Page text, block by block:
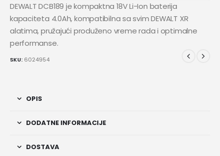
DEWALT DCB189 je kompaktna 18V Li-Ion baterija
kapaciteta 4.0Ah, kompatibilna sa svim DEWALT XR
alatima, pružajući produženo vreme rada i optimalne
performanse.
SKU: 6024954
OPIS
DODATNE INFORMACIJE
DOSTAVA